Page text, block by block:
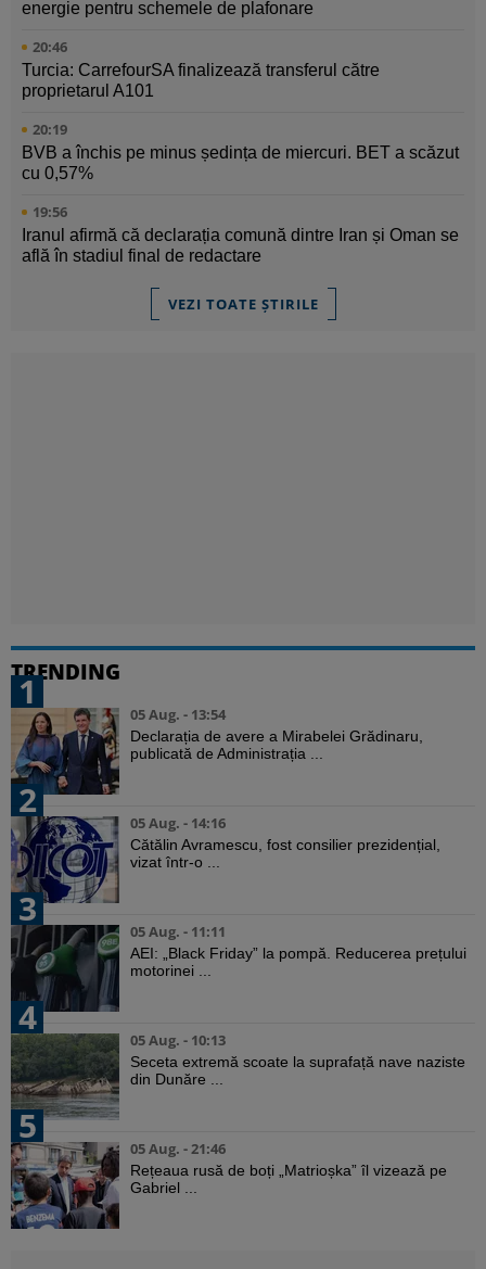
energie pentru schemele de plafonare
20:46
Turcia: CarrefourSA finalizează transferul către
proprietarul A101
20:19
BVB a închis pe minus ședința de miercuri. BET a scăzut
cu 0,57%
19:56
Iranul afirmă că declarația comună dintre Iran și Oman se
află în stadiul final de redactare
VEZI TOATE ȘTIRILE
TRENDING
1
05 Aug. - 13:54
Declarația de avere a Mirabelei Grădinaru,
publicată de Administrația ...
2
05 Aug. - 14:16
Cătălin Avramescu, fost consilier prezidențial,
vizat într-o ...
3
05 Aug. - 11:11
AEI: „Black Friday” la pompă. Reducerea prețului
motorinei ...
4
05 Aug. - 10:13
Seceta extremă scoate la suprafață nave naziste
din Dunăre ...
5
05 Aug. - 21:46
Rețeaua rusă de boți „Matrioșka” îl vizează pe
Gabriel ...